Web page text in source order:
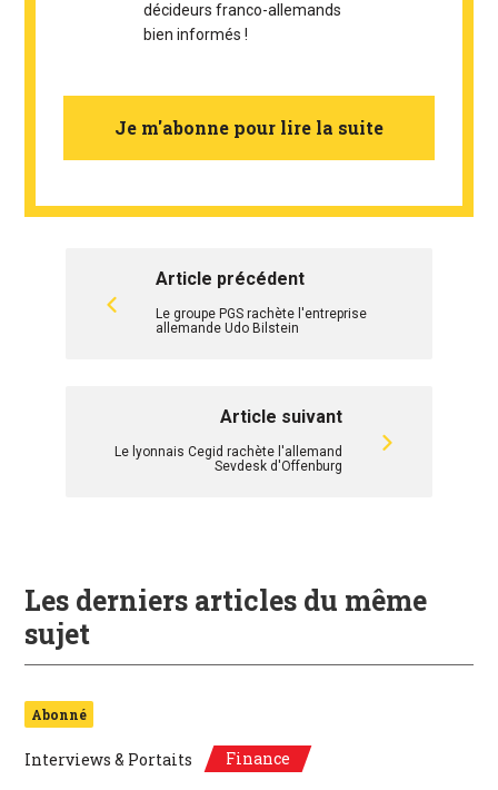
décideurs franco-allemands
bien informés !
Je m'abonne pour lire la suite
Article précédent
Le groupe PGS rachète l'entreprise
allemande Udo Bilstein
Article suivant
Le lyonnais Cegid rachète l'allemand
Sevdesk d'Offenburg
Les derniers articles du même
sujet
Abonné
Interviews & Portaits Finance